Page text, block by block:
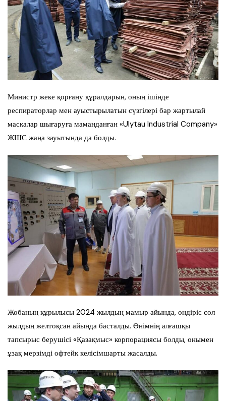
Министр жеке қорғану құралдарын, оның ішінде
респираторлар мен ауыстырылатын сүзгілері бар жартылай
маскалар шығаруға маманданған «Ulytau Industrial Company»
ЖШС жаңа зауытында да болды.
Жобаның құрылысы 2024 жылдың мамыр айында, өндіріс сол
жылдың желтоқсан айында басталды. Өнімнің алғашқы
тапсырыс берушісі «Қазақмыс» корпорациясы болды, онымен
ұзақ мерзімді офтейк келісімшарты жасалды.